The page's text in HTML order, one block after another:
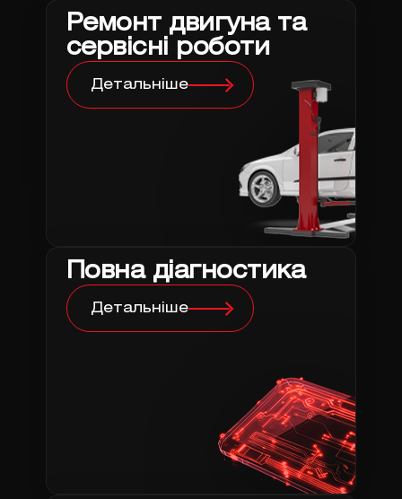
Ремонт двигуна та
сервісні роботи
Детальніше
Повна діагностика
Детальніше